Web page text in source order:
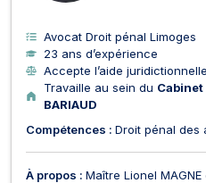
Avocat Droit pénal Limoges
23 ans d’expérience
Accepte l’aide
Travaille au sein du Cabinet
BARIAUD
Compétences : Droit pénal des
À propos : Maître Lionel